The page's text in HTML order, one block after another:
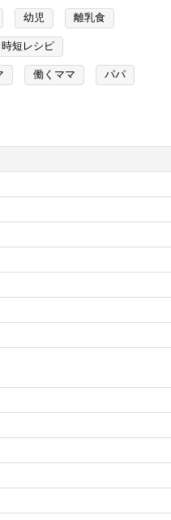
幼児 離乳食
時短レシピ
働くママ パパ